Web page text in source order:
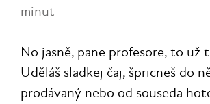
minut
No jasně, pane profesore, to už
Uděláš sladkej čaj, špricneš do
prodávaný nebo od souseda